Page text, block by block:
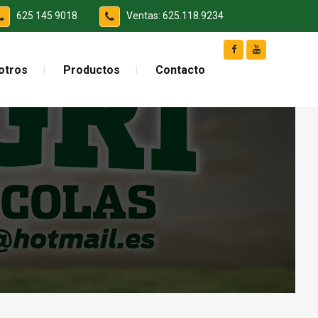
625 145 9018 Ventas: 625.118.9234
Productos Contacto